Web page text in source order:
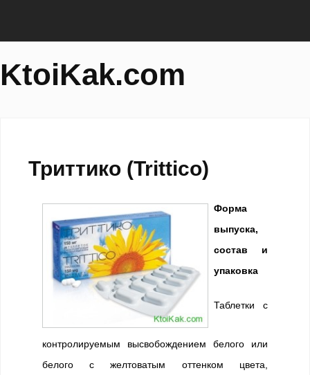
KtoiKak.com
Триттико (Trittico)
Форма
выпуска,
состав и
упаковка
Таблетки с
контролируемым высвобождением белого или
белого с желтоватым оттенком цвета,